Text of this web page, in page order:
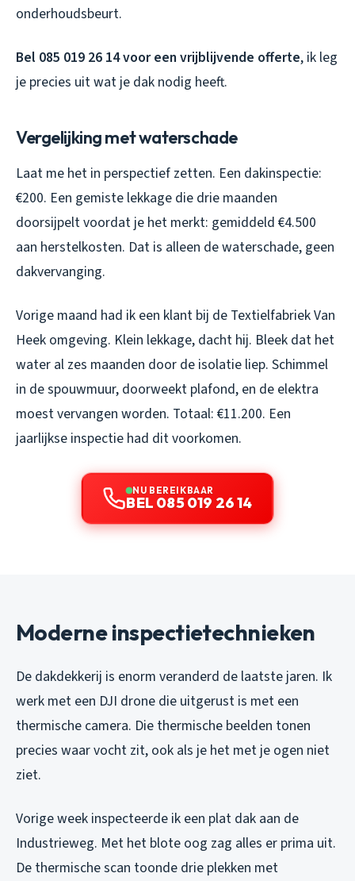
onderhoudsbeurt.
Bel 085 019 26 14 voor een vrijblijvende offerte, ik leg
je precies uit wat je dak nodig heeft.
Vergelijking met waterschade
Laat me het in perspectief zetten. Een dakinspectie:
€200. Een gemiste lekkage die drie maanden
doorsijpelt voordat je het merkt: gemiddeld €4.500
aan herstelkosten. Dat is alleen de waterschade, geen
dakvervanging.
Vorige maand had ik een klant bij de Textielfabriek Van
Heek omgeving. Klein lekkage, dacht hij. Bleek dat het
water al zes maanden door de isolatie liep. Schimmel
in de spouwmuur, doorweekt plafond, en de elektra
moest vervangen worden. Totaal: €11.200. Een
jaarlijkse inspectie had dit voorkomen.
NU BEREIKBAAR
BEL 085 019 26 14
Moderne inspectietechnieken
De dakdekkerij is enorm veranderd de laatste jaren. Ik
werk met een DJI drone die uitgerust is met een
thermische camera. Die thermische beelden tonen
precies waar vocht zit, ook als je het met je ogen niet
ziet.
Vorige week inspecteerde ik een plat dak aan de
Industrieweg. Met het blote oog zag alles er prima uit.
De thermische scan toonde drie plekken met